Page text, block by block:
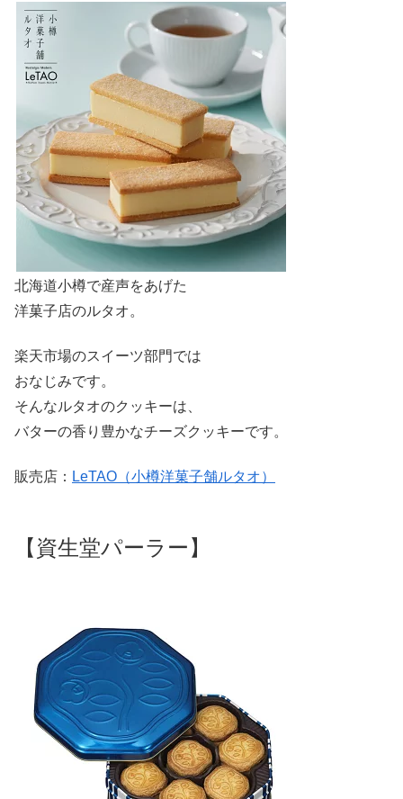
北海道小樽で産声をあげた
洋菓子店のルタオ。
楽天市場のスイーツ部門では
おなじみです。
そんなルタオのクッキーは、
バターの香り豊かなチーズクッキーです。
販売店： LeTAO（小樽洋菓子舗ルタオ）
【資生堂パーラー】